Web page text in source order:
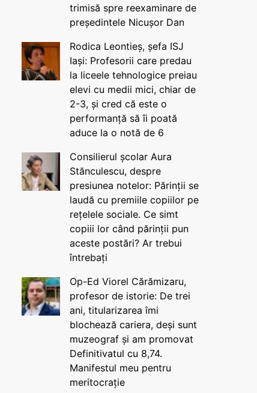
trimisă spre reexaminare de
președintele Nicușor Dan
Rodica Leontieș, șefa ISJ
Iași: Profesorii care predau
la liceele tehnologice preiau
elevi cu medii mici, chiar de
2-3, și cred că este o
performanță să îi poată
aduce la o notă de 6
Consilierul școlar Aura
Stănculescu, despre
presiunea notelor: Părinții se
laudă cu premiile copiilor pe
rețelele sociale. Ce simt
copiii lor când părinții pun
aceste postări? Ar trebui
întrebați
Op-Ed Viorel Cărămizaru,
profesor de istorie: De trei
ani, titularizarea îmi
blochează cariera, deși sunt
muzeograf și am promovat
Definitivatul cu 8,74.
Manifestul meu pentru
meritocrație